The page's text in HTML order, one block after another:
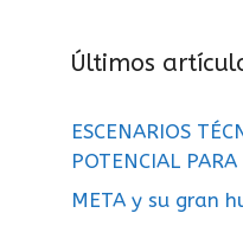
Últimos
ESCENARIOS
POTENCIAL
META y su gran